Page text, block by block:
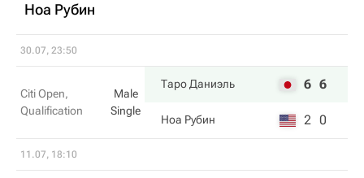
Ноа Рубин
30.07, 23:50
Citi Open,
Qualification
Male
Single
Таро Даниэль 6 6
Ноа Рубин 2 0
11.07, 18:10